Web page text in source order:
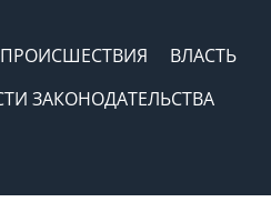
ПРОИСШЕСТВИЯ
ВЛАСТЬ
ЗАКОНОДАТЕЛЬСТВА